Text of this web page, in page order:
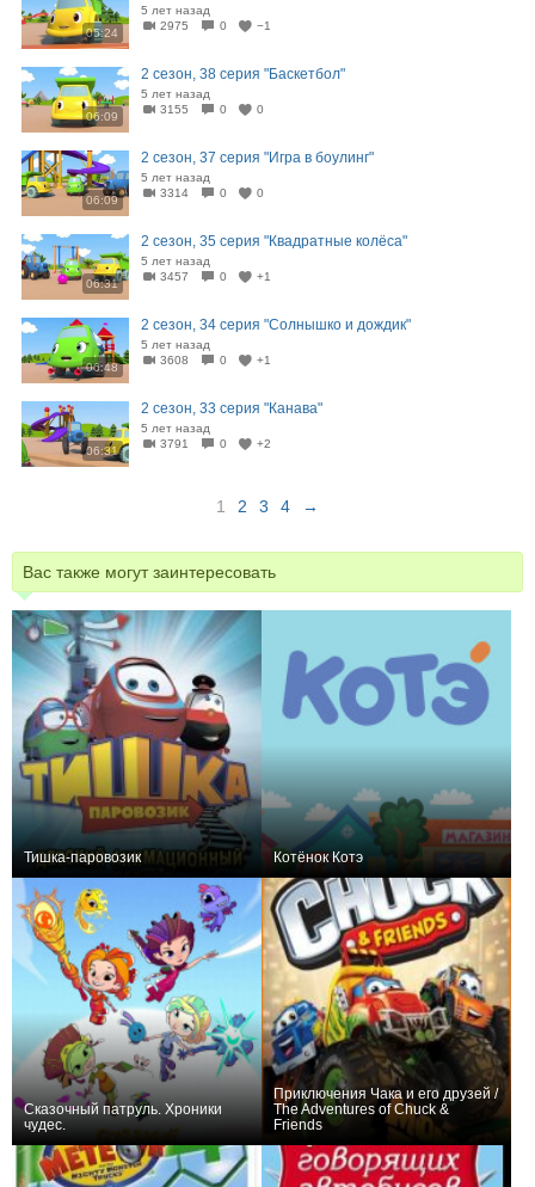
05:24
5 лет назад
2975
0 −1
06:09
2 сезон, 38 серия "Баскетбол"
5 лет назад
3155
0 0
06:09
2 сезон, 37 серия "Игра в боулинг"
5 лет назад
3314
0 0
06:31
2 сезон, 35 серия "Квадратные колёса"
5 лет назад
3457
0 +1
06:48
2 сезон, 34 серия "Солнышко и дождик"
5 лет назад
3608
0 +1
06:31
2 сезон, 33 серия "Канава"
5 лет назад
3791
0 +2
1 2 3 4 →
Вас также могут заинтересовать
Тишка-паровозик Котёнок Котэ
Сказочный патруль. Хроники
чудес.
Приключения Чака и его друзей /
The Adventures of Chuck &
Friends